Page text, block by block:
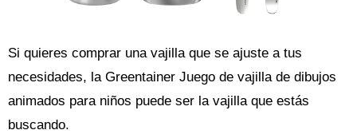
Si quieres comprar una vajilla que se ajuste a tus
necesidades, la Greentainer Juego de vajilla de dibujos
animados para niños puede ser la vajilla que estás
buscando.